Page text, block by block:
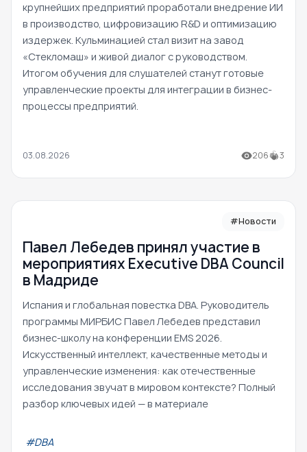
крупнейших предприятий проработали внедрение ИИ
в производство, цифровизацию R&D и оптимизацию
издержек. Кульминацией стал визит на завод
«Стекломаш» и живой диалог с руководством.
Итогом обучения для слушателей станут готовые
управленческие проекты для интеграции в бизнес-
процессы предприятий.
03.08.2026 206 3
#Новости
Павел Лебедев принял участие в
мероприятиях Executive DBA Council
в Мадриде
Испания и глобальная повестка DBA. Руководитель
программы МИРБИС Павел Лебедев представил
бизнес-школу на конференции EMS 2026.
Искусственный интеллект, качественные методы и
управленческие изменения: как отечественные
исследования звучат в мировом контексте? Полный
разбор ключевых идей — в материале
#DBA